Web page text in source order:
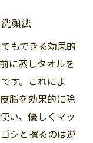
グ
効果
施術体験
ツ
顔法
もできる効果的
に蒸しタオルを
す。これによ
脂を効果的に除
い、優しくマッ
シと擦るのは逆